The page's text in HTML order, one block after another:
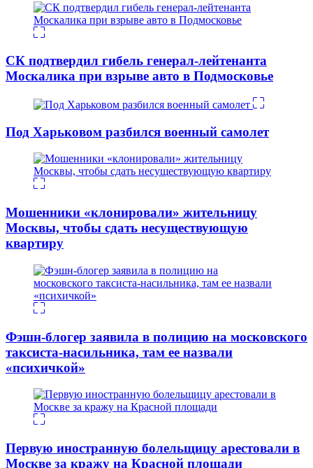
СК подтвердил гибель генерал-лейтенанта
Москалика при взрыве авто в Подмосковье
Под Харьковом разбился военный самолет
Мошенники «клонировали» жительницу
Москвы, чтобы сдать несуществующую
квартиру
Фэшн-блогер заявила в полицию на московского
таксиста-насильника, там ее назвали
«психичкой»
Первую иностранную болельщицу арестовали в
Москве за кражу на Красной площади